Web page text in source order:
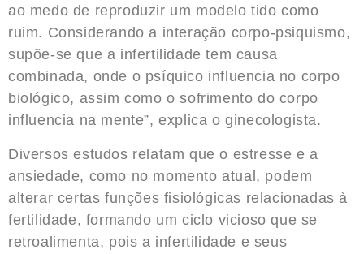
ao medo de reproduzir um modelo tido como
ruim. Considerando a interação corpo-psiquismo,
supõe-se que a infertilidade tem causa
combinada, onde o psíquico influencia no corpo
biológico, assim como o sofrimento do corpo
influencia na mente”, explica o ginecologista.
Diversos estudos relatam que o estresse e a
ansiedade, como no momento atual, podem
alterar certas funções fisiológicas relacionadas à
fertilidade, formando um ciclo vicioso que se
retroalimenta, pois a infertilidade e seus